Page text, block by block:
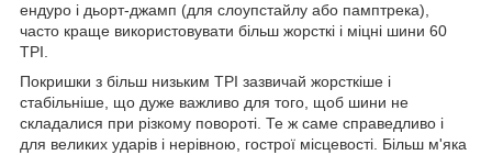
ендуро і дьорт-джамп (для слоупстайлу або памптрека),
часто краще використовувати більш жорсткі і міцні шини 60
TPI.
Покришки з більш низьким TPI зазвичай жорсткіше і
стабільніше, що дуже важливо для того, щоб шини не
складалися при різкому повороті. Те ж саме справедливо і
для великих ударів і нерівною, гострої місцевості. Більш м'яка